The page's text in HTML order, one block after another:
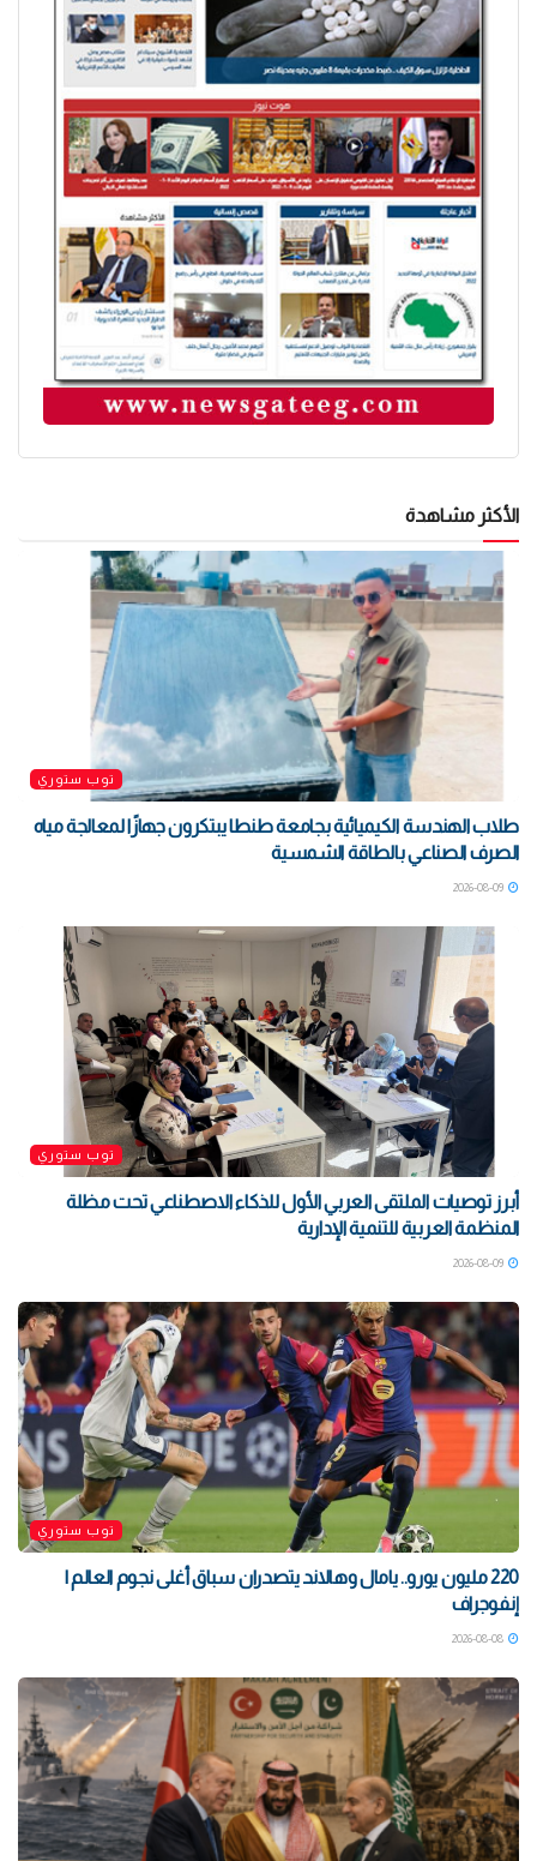
الأكثر مشاهدة
توب ستوري
طلاب الهندسة الكيميائية بجامعة طنطا يبتكرون جهازًا لمعالجة مياه
الصرف الصناعي بالطاقة الشمسية
توب ستوري
أبرز توصيات الملتقى العربي الأول للذكاء الاصطناعي تحت مظلة
المنظمة العربية للتنمية الإدارية
توب ستوري
220 مليون يورو.. يامال وهالاند يتصدران سباق أغلى نجوم العالم |
إنفوجراف